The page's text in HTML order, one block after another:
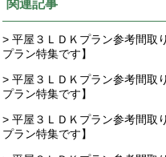
関連記事
> 平屋３ＬＤＫプラン参考間取
プラン特集です】
> 平屋３ＬＤＫプラン参考間取
プラン特集です】
> 平屋３ＬＤＫプラン参考間取
プラン特集です】